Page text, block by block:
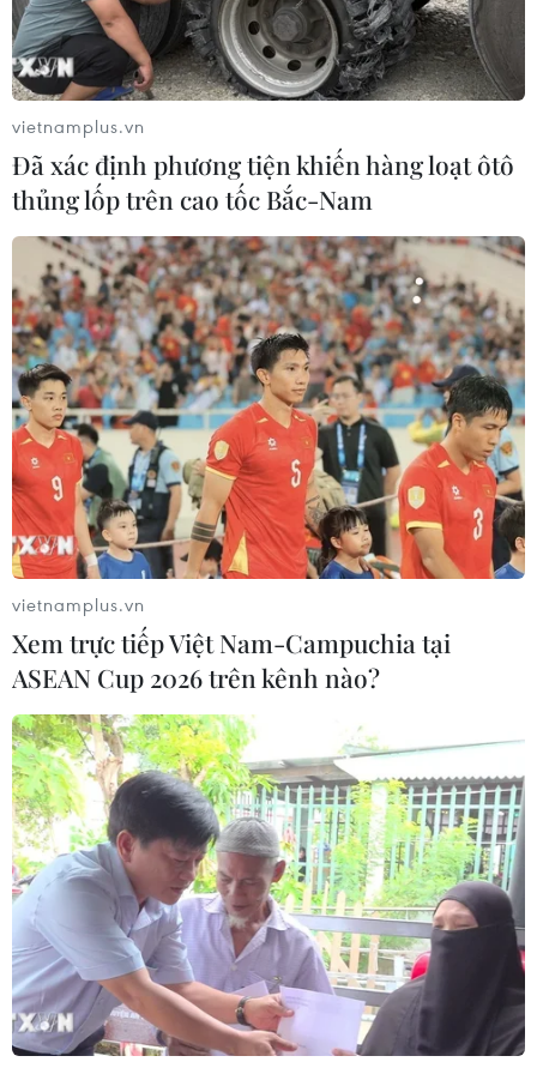
Phát hiện đối tượng vận chuyển trái phép
ngà voi qua đường hàng không
02/11/2019 12:02
Chi cục Hải quan cửa khẩu sân bay quốc tế Tân Sơn
Nhất đã kiểm tra hành lý của hành khách N.D.T, phát
hiện 1 mẫu vật nghi là ngà voi nguyên chiếc nặng 1,8kg
và gần 22,5kg thực vật nghi trầm hương.
Hải quan phối hợp bắt giữ hàng loạt vụ
buôn lậu ma túy số lượng lớn
06/11/2019 07:52
Các tượng đối tượng đã trà trộn thảo mộc có chứa chất
ma túy vào bánh kẹo, sữa, trà, quần áo, đồ chơi…gửi
theo loại hình quà tặng từ nước ngoài về Việt Nam qua
vietnamplus.vn
Đã xác định phương tiện khiến hàng loạt ôtô
thủng lốp trên cao tốc Bắc-Nam
vietnamplus.vn
Xem trực tiếp Việt Nam-Campuchia tại
ASEAN Cup 2026 trên kênh nào?